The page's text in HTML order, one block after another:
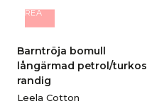
REA
Barntröja bomull
långärmad petrol/turkos
randig
Leela Cotton